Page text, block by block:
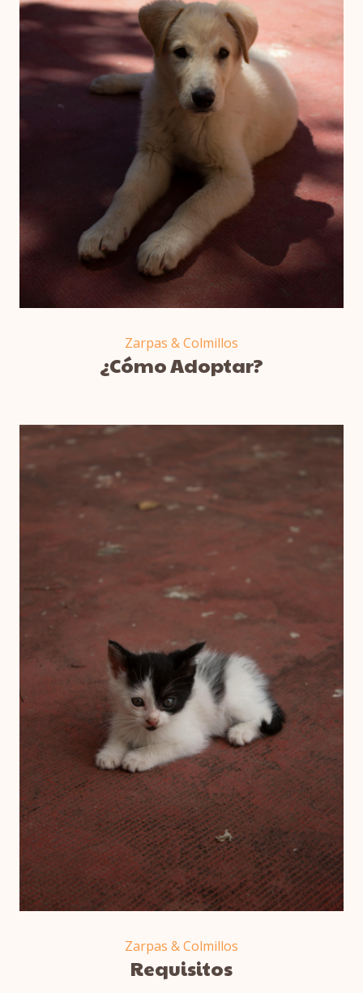
Zarpas & Colmillos
¿Cómo Adoptar?
Zarpas & Colmillos
Requisitos